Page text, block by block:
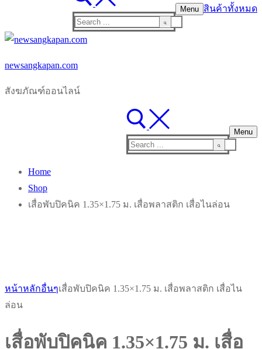
Search
for:
Menu สินค้าทั้งหมด
newsangkapan.com
สังฆภัณฑ์ออนไลน์
Search
Menu
Home
Shop
เสื่อพับปิคนิค 1.35×1.75 ม. เสื่อพลาสติก เสื่อไนล่อน
หน้าหลักอื่นๆเสื่อพับปิคนิค 1.35×1.75 ม. เสื่อพลาสติก เสื่อไน
ล่อน
เสื่อพับปิคนิค 1.35×1.75 ม. เสื่อ